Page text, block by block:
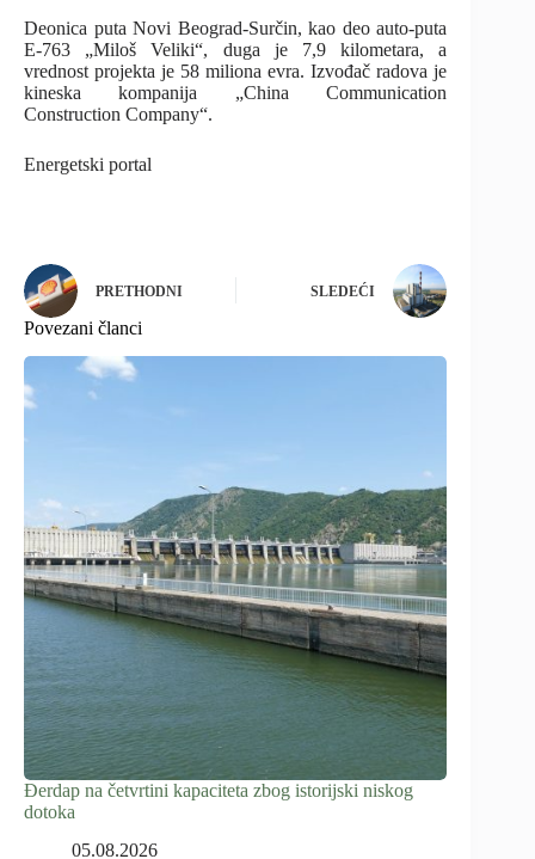
Deonica puta Novi Beograd-Surčin, kao deo auto-puta
E-763 „Miloš Veliki“, duga je 7,9 kilometara, a
vrednost projekta je 58 miliona evra. Izvođač radova je
kineska kompanija „China Communication
Construction Company“.
Energetski portal
PRETHODNI SLEDEĆI
Povezani članci
Đerdap na četvrtini kapaciteta zbog istorijski niskog
dotoka
05.08.2026